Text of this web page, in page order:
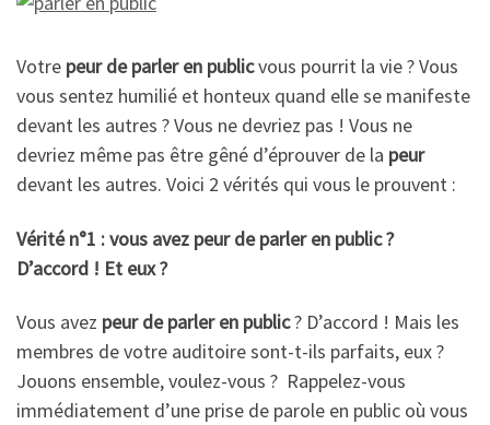
Votre peur de parler en publicvous pourrit la vie ? Vous
vous sentez humilié et honteux quand elle se manifeste
devant les autres ? Vous ne devriez pas ! Vous ne
devriez même pas être gêné d’éprouver de la peur
devant les autres. Voici 2 vérités qui vous le prouvent :
Vérité n°1 : vous avez peur de parler en public ?
D’accord ! Et eux ?
Vous avez peur de parler en public? D’accord ! Mais les
membres de votre auditoire sont-t-ils parfaits, eux ?
Jouons ensemble, voulez-vous ? Rappelez-vous
immédiatement d’une prise de parole en public où vous